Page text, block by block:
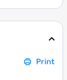
Print